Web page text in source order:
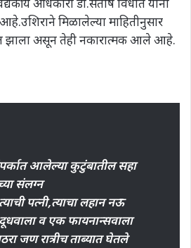
अधिकारी डॉ.संतोष विधाते यांनी
मिळालेल्या माहितीनुसार
झाला असून तेही नकारात्मक आले आहे.
आलेल्या कुटुंबातील सहा
संलग्न
पत्नी,त्याचा लहान नऊ
व एक फायनान्सवाला
जण रात्रीच ताब्यात घेतले